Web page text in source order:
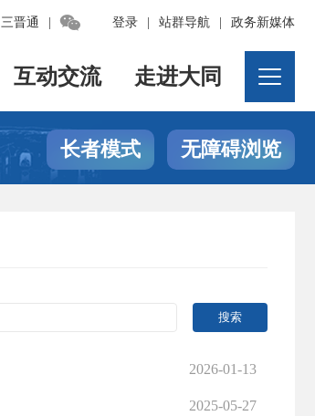
登录 站群导航 政务新媒体
三晋通 
互动交流 走进大同
长者模式 无障碍浏览
2026-01-13
2025-05-27